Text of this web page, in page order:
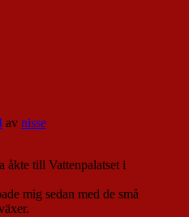
av nisse
åkte till Vattenpalatset i
mig sedan med de små